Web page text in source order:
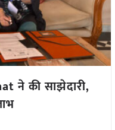
ने की साझेदारी,